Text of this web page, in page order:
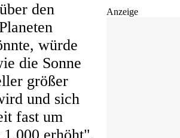
Anzeige
den
würde
die Sonne
größer
und sich
fast um